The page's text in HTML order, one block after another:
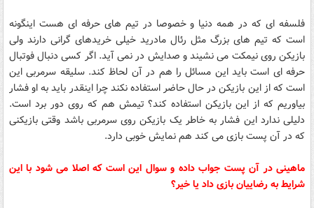
فلسفه ای که در همه دنیا و خصوصا در تیم های حرفه ای هست اینگونه
است که تیم های بزرگ مثل رئال مادرید خیلی خریدهای گرانی دارند ولی
بازیکن روی نیمکت می نشیند و صدایش در نمی آید. اگر کسی دنبال فوتبال
حرفه ای است باید این مسائل را هم در آن لحاظ کند. سلیقه سرمربی این
است که از این بازیکن در حال حاضر استفاده نکند چرا اینقدر باید به او فشار
بیاوریم که از این بازیکن استفاده کند؟ تیمش هم که روی دور برد است.
دلیلی ندارد این فشار به خاطر یک بازیکن روی سرمربی باشد وقتی بازیکنی
که در آن پست بازی می کند هم نمایش خوبی دارد.
ماهینی در آن پست جواب داده و سوال این است که اصلا می شود با این
شرایط به رضاییان بازی داد یا خیر؟